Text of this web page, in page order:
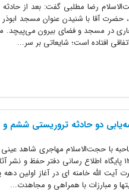
حضرت آقا با شنیدن عنوان مسجد
در مسجد و فضای بیرون می‌پیچد.
افتاده است؛‌ شایعاتی بر سر...
دو حادثه تروریستی ششم و
با حجت‌الاسلام مهاجری شاهد
1388 پایگاه اطلاع رسانی دفتر حفظ و
آیت الله خامنه ای در آغاز اولین
و مبارزات با همراهی و مجاهدت...